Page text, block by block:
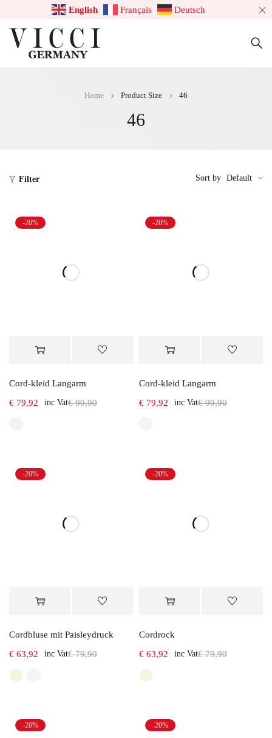
English Français Deutsch
46
Home Product Size 46
Filter Sort by Default
-20%
Cord-kleid Langarm
€99,90
€ 79,92 inc Vat
-20%
Cord-kleid Langarm
€99,90
€ 79,92 inc Vat
-20%
Cordbluse mit Paisleydruck
€79,90
€ 63,92 inc Vat
-20%
Cordrock
€79,90
€ 63,92 inc Vat
-20% -20%